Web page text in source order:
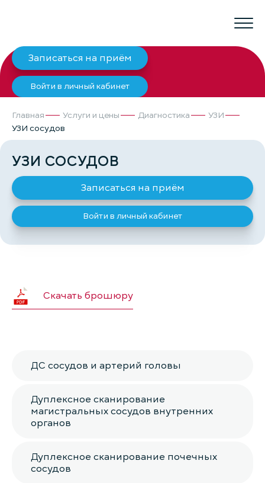
Записаться на приём
Войти в личный кабинет
Главная Услуги и цены Диагностика
УЗИ
УЗИ сосудов
УЗИ СОСУДОВ
Записаться на приём
Войти в личный кабинет
Скачать брошюру
ДС сосудов и артерий головы
Дуплексное сканирование
магистральных сосудов внутренних
органов
Дуплексное сканирование почечных
сосудов